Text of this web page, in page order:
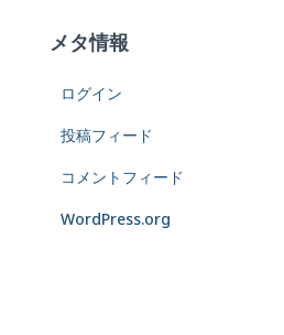
メタ情報
ログイン
投稿フィード
コメントフィード
WordPress.org